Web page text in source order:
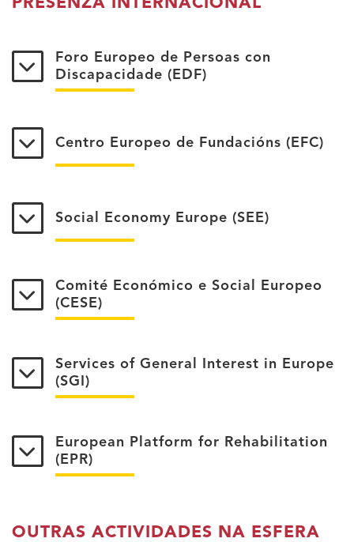
PRESENZA INTERNACIONAL
Foro Europeo de Persoas con
Discapacidade (EDF)
Centro Europeo de Fundacións (EFC)
Social Economy Europe (SEE)
Comité Económico e Social Europeo
(CESE)
Services of General Interest in Europe
(SGI)
European Platform for Rehabilitation
(EPR)
OUTRAS ACTIVIDADES NA ESFERA